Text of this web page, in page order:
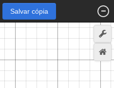
Salvar cópia